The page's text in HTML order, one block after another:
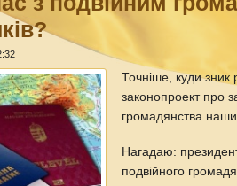
Точніше, куди
законопроект про
громадянства
Нагадаю:
подвійного